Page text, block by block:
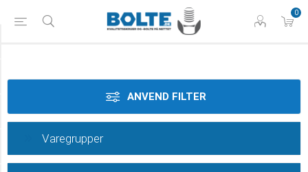
0
ANVEND FILTER
Overflade
Varegrupper